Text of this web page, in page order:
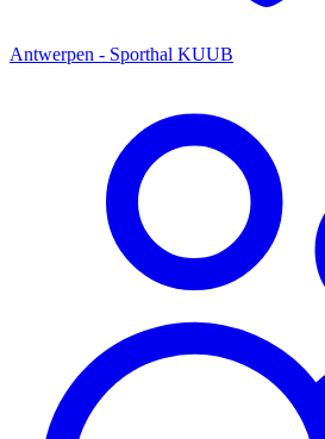
Antwerpen - Sporthal KUUB